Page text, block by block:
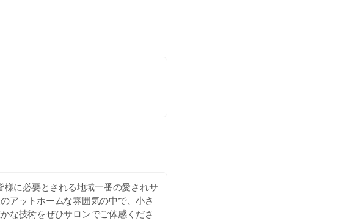
様に必要とされる地域一番の愛されサ
アットホームな雰囲気の中で、小さ
な技術をぜひサロンでご体感くださ